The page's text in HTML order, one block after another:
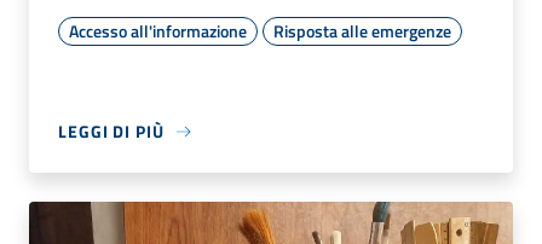
Accesso all'informazione Risposta alle emergenze
LEGGI DI PIÙ